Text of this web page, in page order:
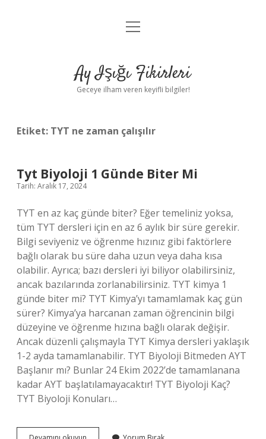
Anasayfa
Yasal Uyarı
menüyü
Ay Işığı Fikirleri
Geceye ilham veren keyifli bilgiler!
Etiket: TYT ne zaman çalışılır
Tyt Biyoloji 1 Günde Biter Mi
Tarih: Aralık 17, 2024
TYT en az kaç günde biter? Eğer temeliniz yoksa,
tüm TYT dersleri için en az 6 aylık bir süre gerekir.
Bilgi seviyeniz ve öğrenme hızınız gibi faktörlere
bağlı olarak bu süre daha uzun veya daha kısa
olabilir. Ayrıca; bazı dersleri iyi biliyor olabilirsiniz,
ancak bazılarında zorlanabilirsiniz. TYT kimya 1
günde biter mi? TYT Kimya’yı tamamlamak kaç gün
sürer? Kimya’ya harcanan zaman öğrencinin bilgi
düzeyine ve öğrenme hızına bağlı olarak değişir.
Ancak düzenli çalışmayla TYT Kimya dersleri yaklaşık
1-2 ayda tamamlanabilir. TYT Biyoloji Bitmeden AYT
Başlanır mı? Bunlar 24 Ekim 2022’de tamamlanana
kadar AYT başlatılamayacaktır! TYT Biyoloji Kaç?
TYT Biyoloji Konuları…